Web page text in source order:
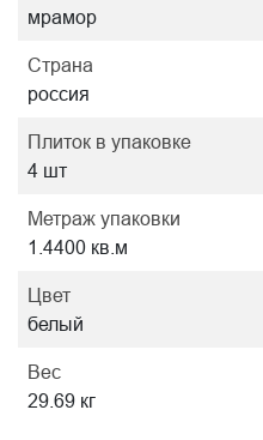
мрамор
Страна
россия
Плиток в упаковке
4 шт
Метраж упаковки
1.4400 кв.м
Цвет
белый
Вес
29.69 кг